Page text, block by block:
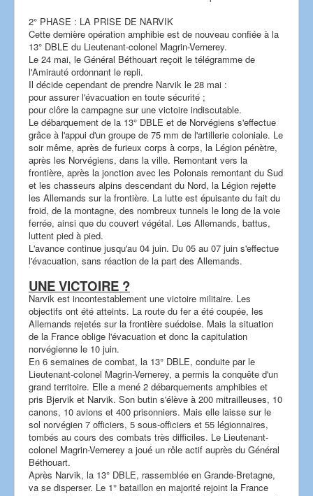
2° PHASE : LA PRISE DE NARVIK
Cette dernière opération amphibie est de nouveau confiée à la
13° DBLE du Lieutenant-colonel Magrin-Vernerey.
Le 24 mai, le Général Béthouart reçoit le télégramme de
l'Amirauté ordonnant le repli.
Il décide cependant de prendre Narvik le 28 mai :
pour assurer l'évacuation en toute sécurité ;
pour clôre la campagne sur une victoire indiscutable.
Le débarquement de la 13° DBLE et de Norvégiens s'effectue
grâce à l'appui d'un groupe de 75 mm de l'artillerie coloniale. Le
soir même, après de furieux corps à corps, la Légion pénètre,
après les Norvégiens, dans la ville. Remontant vers la
frontière, après la jonction avec les Polonais remontant du Sud
et les chasseurs alpins descendant du Nord, la Légion rejette
les Allemands sur la frontière. La lutte est épuisante du fait du
froid, de la montagne, des nombreux tunnels le long de la voie
ferrée, ainsi que du couvert végétal. Les Allemands, battus,
luttent pied à pied.
L'avance continue jusqu'au 04 juin. Du 05 au 07 juin s'effectue
l'évacuation, sans réaction de la part des Allemands.
UNE VICTOIRE ?
Narvik est incontestablement une victoire militaire. Les
objectifs ont été atteints. La route du fer a été coupée, les
Allemands rejetés sur la frontière suédoise. Mais la situation
de la France oblige l'évacuation et donc la capitulation
norvégienne le 10 juin.
En 6 semaines de combat, la 13° DBLE, conduite par le
Lieutenant-colonel Magrin-Vernerey, a permis la conquête d'un
grand territoire. Elle a mené 2 débarquements amphibies et
pris Bjervik et Narvik. Son butin s'élève à 200 mitrailleuses, 10
canons, 10 avions et 400 prisonniers. Mais elle laisse sur le
sol norvégien 7 officiers, 5 sous-officiers et 55 légionnaires,
tombés au cours des combats très difficiles. Le Lieutenant-
colonel Magrin-Vernerey a joué un rôle actif auprès du Général
Béthouart.
Après Narvik, la 13° DBLE, rassemblée en Grande-Bretagne,
va se disperser. Le 1° bataillon en majorité rejoint la France